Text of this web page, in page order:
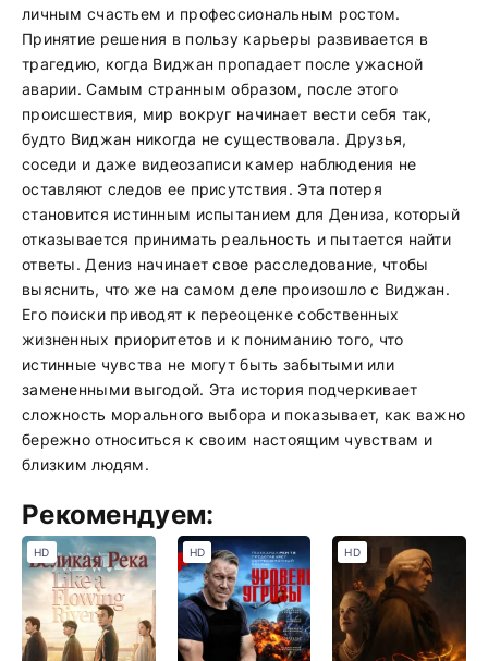
личным счастьем и профессиональным ростом.
Принятие решения в пользу карьеры развивается в
трагедию, когда Виджан пропадает после ужасной
аварии. Самым странным образом, после этого
происшествия, мир вокруг начинает вести себя так,
будто Виджан никогда не существовала. Друзья,
соседи и даже видеозаписи камер наблюдения не
оставляют следов ее присутствия. Эта потеря
становится истинным испытанием для Дениза, который
отказывается принимать реальность и пытается найти
ответы. Дениз начинает свое расследование, чтобы
выяснить, что же на самом деле произошло с Виджан.
Его поиски приводят к переоценке собственных
жизненных приоритетов и к пониманию того, что
истинные чувства не могут быть забытыми или
замененными выгодой. Эта история подчеркивает
сложность морального выбора и показывает, как важно
бережно относиться к своим настоящим чувствам и
близким людям.
Рекомендуем:
HD HD HD